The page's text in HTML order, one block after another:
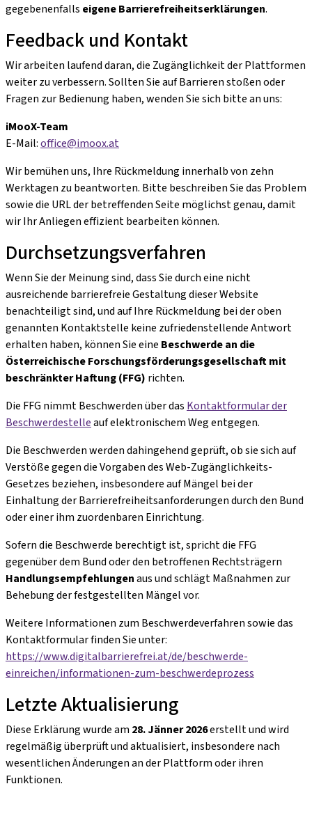
gegebenenfalls eigene Barrierefreiheitserklärungen.
Feedback und Kontakt
Wir arbeiten laufend daran, die Zugänglichkeit der Plattformen
weiter zu verbessern. Sollten Sie auf Barrieren stoßen oder
Fragen zur Bedienung haben, wenden Sie sich bitte an uns:
iMooX-Team
E-Mail:office@imoox.at
Wir bemühen uns, Ihre Rückmeldung innerhalb von zehn
Werktagen zu beantworten. Bitte beschreiben Sie das Problem
sowie die URL der betreffenden Seite möglichst genau, damit
wir Ihr Anliegen effizient bearbeiten können.
Durchsetzungsverfahren
Wenn Sie der Meinung sind, dass Sie durch eine nicht
ausreichende barrierefreie Gestaltung dieser Website
benachteiligt sind, und auf Ihre Rückmeldung bei der oben
genannten Kontaktstelle keine zufriedenstellende Antwort
erhalten haben, können Sie eine Beschwerde an die
Österreichische Forschungsförderungsgesellschaft mit
beschränkter Haftung (FFG) richten.
Die FFG nimmt Beschwerden über das Kontaktformular der
Beschwerdestelleauf elektronischem Weg entgegen.
Die Beschwerden werden dahingehend geprüft, ob sie sich auf
Verstöße gegen die Vorgaben des Web-Zugänglichkeits-
Gesetzes beziehen, insbesondere auf Mängel bei der
Einhaltung der Barrierefreiheitsanforderungen durch den Bund
oder einer ihm zuordenbaren Einrichtung.
Sofern die Beschwerde berechtigt ist, spricht die FFG
gegenüber dem Bund oder den betroffenen Rechtsträgern
Handlungsempfehlungenaus und schlägt Maßnahmen zur
Behebung der festgestellten Mängel vor.
Weitere Informationen zum Beschwerdeverfahren sowie das
Kontaktformular finden Sie unter:
https://www.digitalbarrierefrei.at/de/beschwerde-
einreichen/informationen-zum-beschwerdeprozess
Letzte Aktualisierung
Diese Erklärung wurde am 28. Jänner 2026erstellt und wird
regelmäßig überprüft und aktualisiert, insbesondere nach
wesentlichen Änderungen an der Plattform oder ihren
Funktionen.